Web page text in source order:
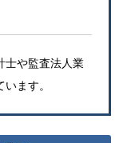
士や監査法人業
ます。